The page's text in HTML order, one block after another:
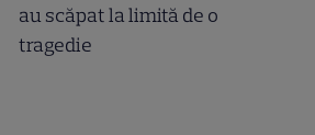
au scăpat la limită de o
tragedie